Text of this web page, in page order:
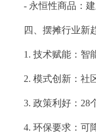
- 永恒性商品：
四、摆摊行业新
1. 技术赋能：智
2. 模式创新：社
3. 政策利好：28
4. 环保要求：可